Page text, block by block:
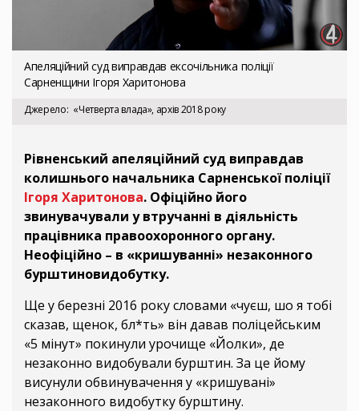
Апеляційний суд виправдав ексочільника поліції
Сарненщини Ігоря Харитонова
Джерело «Четверта влада», архів 2018 року
Рівненський апеляційний суд виправдав
колишнього начальника Сарненської поліції
Ігоря Харитонова. Офіційно його
звинувачували у втручанні в діяльність
працівника правоохоронного органу.
Неофіційно – в «кришуванні» незаконного
бурштиновидобутку.
Ще у березні 2016 року словами «чуєш, шо я тобі
сказав, щенок, бл*ть» він давав поліцейським
«5 мінут» покинули урочище «Йолки», де
незаконно видобували бурштин. За це йому
висунули обвинувачення у «кришувані»
незаконного видобутку бурштину.